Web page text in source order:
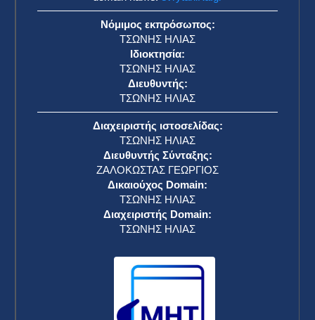
Συρία: Το Ισραήλ ανακοίνωσε ότι βομβάρδισε
δυο στρατιωτικές βάσεις
22 Μαρτίου 2025